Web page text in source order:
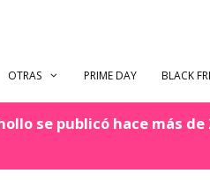
OTRAS PRIME DAY BLACK
se publicó hace más